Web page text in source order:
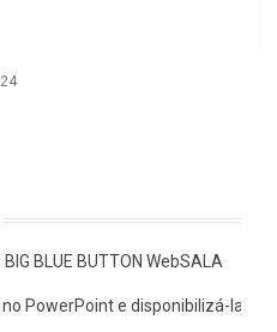
BLUE BUTTON WebSALA
PowerPoint e disponibilizá-las no